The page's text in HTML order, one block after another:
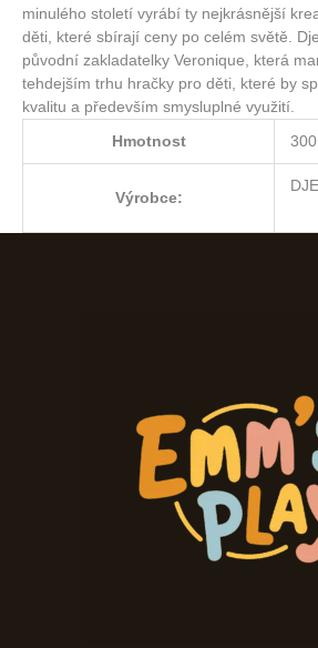
minulého století vyrábí ty nejkrásnější
děti, které sbírají ceny po celém světě.
původní zakladatelky Veronique, která
tehdejším trhu hračky pro děti, které by
kvalitu a především smysluplné využití.
Hmotnost
Výrobce: